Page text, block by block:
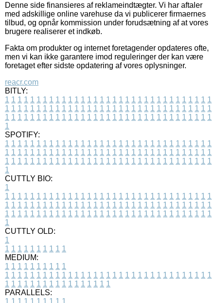
Denne side finansieres af reklameindtægter. Vi har aftaler
med adskillige online varehuse da vi publicerer firmaernes
tilbud, og opnår kommission under forudsætning af at vores
brugere realiserer et indkøb.
Fakta om produkter og internet foretagender opdateres ofte,
men vi kan ikke garantere imod reguleringer der kan være
foretaget efter sidste opdatering af vores oplysninger.
reacr.com
BITLY:
1 1 1 1 1 1 1 1 1 1 1 1 1 1 1 1 1 1 1 1 1 1 1 1 1 1 1 1 1 1 1 1 1
1 1 1 1 1 1 1 1 1 1 1 1 1 1 1 1 1 1 1 1 1 1 1 1 1 1 1 1 1 1 1 1 1
1 1 1 1 1 1 1 1 1 1 1 1 1 1 1 1 1 1 1 1 1 1 1 1 1 1 1 1 1 1 1 1 1
1
SPOTIFY:
1 1 1 1 1 1 1 1 1 1 1 1 1 1 1 1 1 1 1 1 1 1 1 1 1 1 1 1 1 1 1 1 1
1 1 1 1 1 1 1 1 1 1 1 1 1 1 1 1 1 1 1 1 1 1 1 1 1 1 1 1 1 1 1 1 1
1 1 1 1 1 1 1 1 1 1 1 1 1 1 1 1 1 1 1 1 1 1 1 1 1 1 1 1 1 1 1 1 1
1
CUTTLY BIO:
1
1 1 1 1 1 1 1 1 1 1 1 1 1 1 1 1 1 1 1 1 1 1 1 1 1 1 1 1 1 1 1 1 1
1 1 1 1 1 1 1 1 1 1 1 1 1 1 1 1 1 1 1 1 1 1 1 1 1 1 1 1 1 1 1 1 1
1 1 1 1 1 1 1 1 1 1 1 1 1 1 1 1 1 1 1 1 1 1 1 1 1 1 1 1 1 1 1 1 1
1
CUTTLY OLD:
1
1 1 1 1 1 1 1 1 1 1
MEDIUM:
1 1 1 1 1 1 1 1 1 1
1 1 1 1 1 1 1 1 1 1 1 1 1 1 1 1 1 1 1 1 1 1 1 1 1 1 1 1 1 1 1 1 1
1 1 1 1 1 1 1 1 1 1 1 1 1 1 1 1 1
PARALLELS:
1 1 1 1 1 1 1 1 1 1